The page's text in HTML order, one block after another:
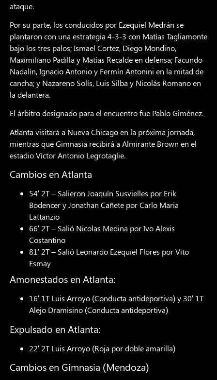
ataque.
Por su parte, los conducidos por Ezequiel Medrán se
plantaron con una estrategia 4-3-3 con Matías Tagliamonte
bajo los tres palos; Ismael Cortez, Diego Mondino,
Maximiliano Padilla y Matías Recalde en defensa; Facundo
Nadalín, Ignacio Antonio y Fermín Antonini en la mitad de
cancha; y Nazareno Solís, Luis Silba y Nicolás Romano en
la delantera.
El árbitro designado para el encuentro fue Pablo Giménez.
Atlanta visitará a Nueva Chicago en la próxima jornada,
mientras que Gimnasia recibirá a Almirante Brown en el
estadio Víctor Antonio Legrotaglie.
Cambios en Atlanta
54′ 2T – Salieron Joaquín Susvielles por Erik
Bodencer y Jonathan Cañete por Carlo Maria
Lattanzio
66′ 2T – Salió Nicolas Medina por Ivo Alexis
Costantino
81′ 2T – Salió Leonardo Ezequiel Flores por Vito
Esmay
Amonestados en Atlanta:
16′ 1T Luis Arroyo (Conducta antideportiva) y 30′ 1T
Alejo Dramisino (Conducta antideportiva)
Expulsado en Atlanta:
22′ 2T Luis Arroyo (Roja por doble amarilla)
Cambios en Gimnasia (Mendoza)